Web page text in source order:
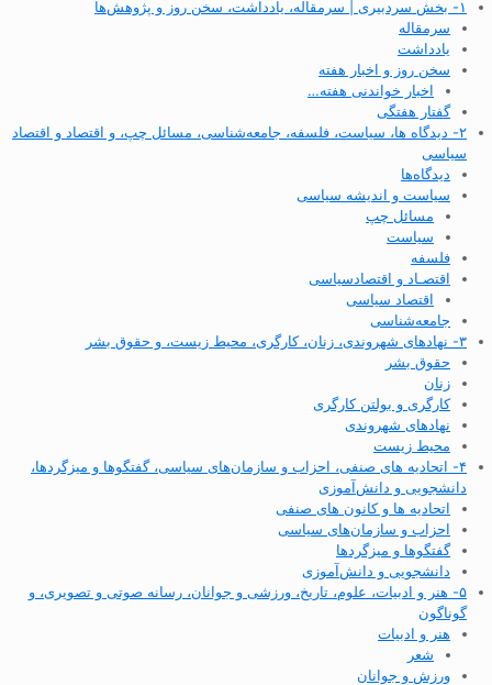
۱- بخش سردبیری | سرمقاله، یادداشت، سخن روز و پژوهش‌ها
سرمقاله
یادداشت
سخن روز و اخبار هفته
اخبار خواندنی هفته…
گفتار هفتگی
۲- دیدگاه ها، سیاست، فلسفه، جامعه‌شناسی، مسائل چپ، و اقتصاد و اقتصاد
سیاسی
دیدگاه‌ها
سیاست و اندیشه سیاسی
مسائل چپ
سیاست
فلسفه
اقتصـاد و اقتصاد‌سیاسی
اقتصاد سیاسی
جامعه‌شناسی
۳- نهادهای شهروندی، زنان، کارگری، محیط زیست، و حقوق بشر
حقوق بشر
زنان
کارگری و بولتن کارگری
نهادهای شهروندی
محیط زیست
۴- اتحادیه های صنفی، احزاب و سازمان‌های سیاسی، گفتگوها و میزگردها،
دانشجویی و دانش‌آموزی
اتحادیه ها و کانون های صنفی
احزاب و سازمان‌های سیاسی
گفتگوها و میزگردها
دانشجویی و دانش‌آموزی
۵- هنر و ادبیات، علوم، تاریخ، ورزشی و جوانان، رسانه صوتی و تصویری، و
گوناگون
هنر و ادبیات
شعر
ورزش و جوانان